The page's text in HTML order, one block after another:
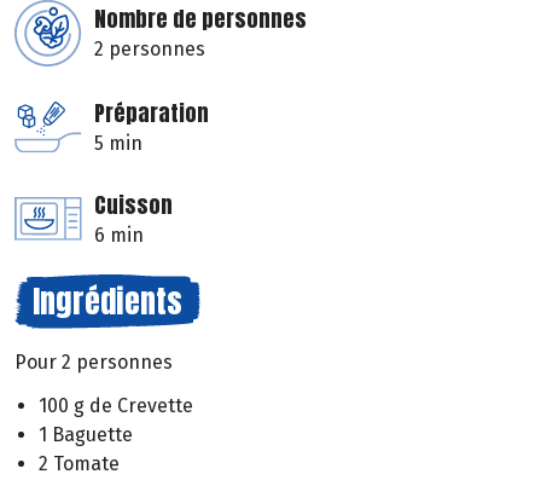
Nombre de personnes
2 personnes
Préparation
5 min
Cuisson
6 min
Ingrédients
Pour 2 personnes
100 g de Crevette
1 Baguette
2 Tomate